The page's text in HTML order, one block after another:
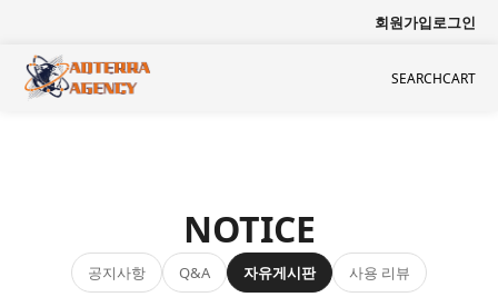
회원가입로그인
SEARCHCART
NOTICE
공지사항 Q&A 자유게시판 사용 리뷰